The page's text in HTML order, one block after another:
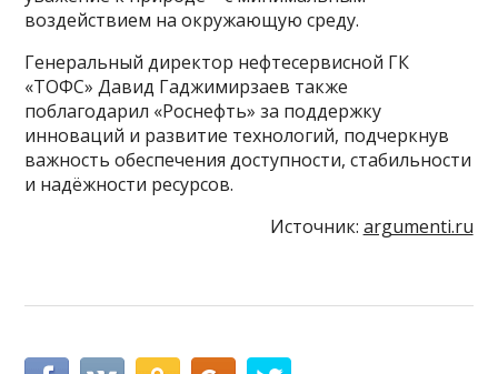
воздействием на окружающую среду.
Генеральный директор нефтесервисной ГК
«ТОФС» Давид Гаджимирзаев также
поблагодарил «Роснефть» за поддержку
инноваций и развитие технологий, подчеркнув
важность обеспечения доступности, стабильности
и надёжности ресурсов.
Источник: argumenti.ru